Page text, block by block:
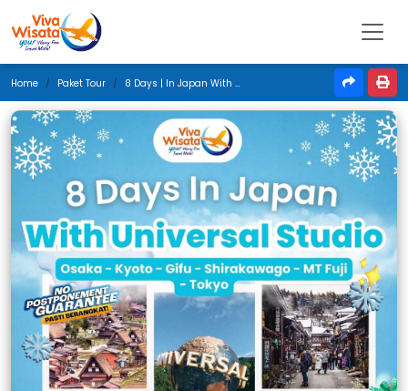
Home Paket Tour 8 Days | In Japan With Universal Studio | December 2024 | Jakarta